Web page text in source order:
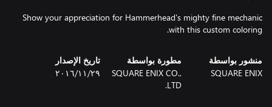
Show your appreciation for Hammerhead's mighty fine mechanic
with this custom coloring.
منشور بواسطة
SQUARE ENIX
مطورة بواسطة
SQUARE ENIX CO.,
LTD.
تاريخ الإصدار
٢٩‏/١١‏/٢٠١٦